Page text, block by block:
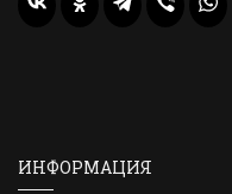
ИНФОРМАЦИЯ